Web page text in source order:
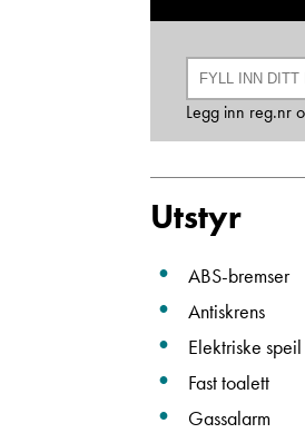
Legg inn reg.nr
Utstyr
ABS-bremser
Antiskrens
Elektriske speil
Fast toalett
Gassalarm